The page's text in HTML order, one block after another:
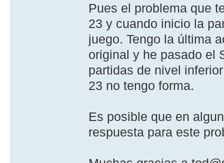
Pues el problema que
23 y cuando inicio la
juego. Tengo la última
original y he pasado el
partidas de nivel
23 no tengo forma.
Es posible que en
respuesta para este